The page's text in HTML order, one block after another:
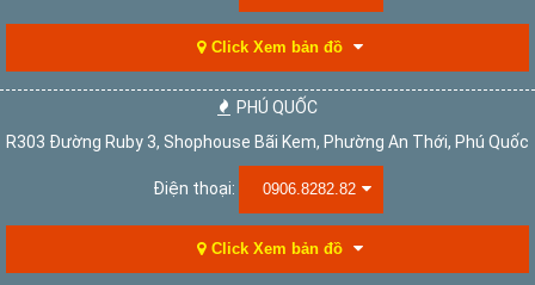
Click Xem bản đồ
PHÚ QUỐC
R303 Đường Ruby 3, Shophouse Bãi Kem, Phường An Thới, Phú Quốc
Điện thoại: 0906.8282.82
Click Xem bản đồ